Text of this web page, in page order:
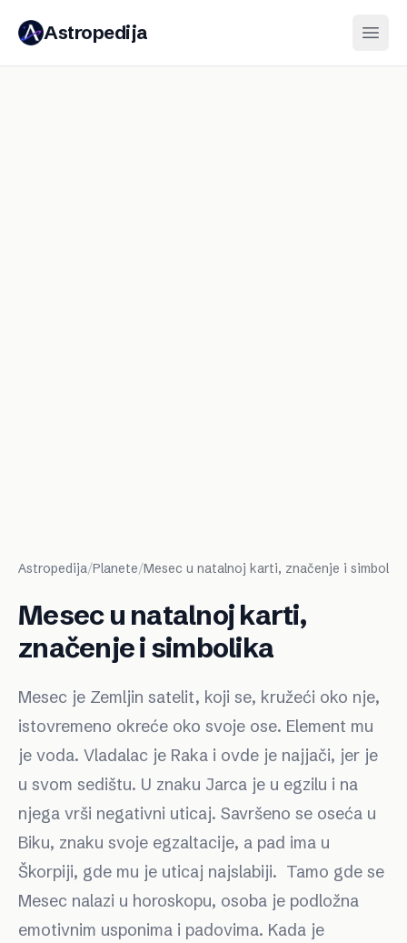
Astropedija
Astropedija/Planete/Mesec u natalnoj karti, značenje i simbolika
Mesec u natalnoj karti,
značenje i simbolika
Mesec je Zemljin satelit, koji se, kružeći oko nje,
istovremeno okreće oko svoje ose. Element mu
je voda. Vladalac je Raka i ovde je najjači, jer je
u svom sedištu. U znaku Jarca je u egzilu i na
njega vrši negativni uticaj. Savršeno se oseća u
Biku, znaku svoje egzaltacije, a pad ima u
Škorpiji, gde mu je uticaj najslabiji. Tamo gde se
Mesec nalazi u horoskopu, osoba je podložna
emotivnim usponima i padovima. Kada je